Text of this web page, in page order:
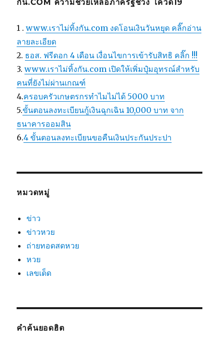
กัน.COM ความช่วยเหลือภาครัฐช่วง โควิด19
1 .www.เราไม่ทิ้งกัน.com งดโอนเงินวันหยุด คลิ๊กอ่าน
ลายละเอียด
2. ธอส. ฟรีดอก 4 เดือน เงื่อนไขการเข้ารับสิทธิ คลิ๊ก !!!
3.www.เราไม่ทิ้งกัน.com เปิดให้เพิ่มปุ๋มอุทรณ์สำหรับ
คนที่ยังไม่ผ่านเกณฑ์
4.ครอบครัวเกษตรกรทำไมไม่ได้ 5000 บาท
5.ขั้นตอนลงทะเบียนกู้เงินฉุกเฉิน 10,000 บาท จาก
ธนาคารออมสิน
6.4 ขั้นตอนลงทะเบียนขอคืนเงินประกันประปา
หมวดหมู่
ข่าว
ข่าวหวย
ถ่ายทอดสดหวย
หวย
เลขเด็ด
คำค้นยอดฮิต